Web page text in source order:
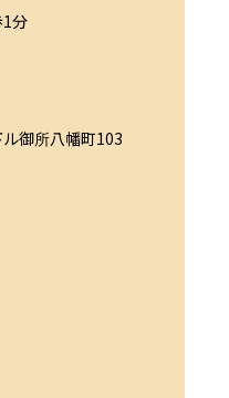
分
御所八幡町103